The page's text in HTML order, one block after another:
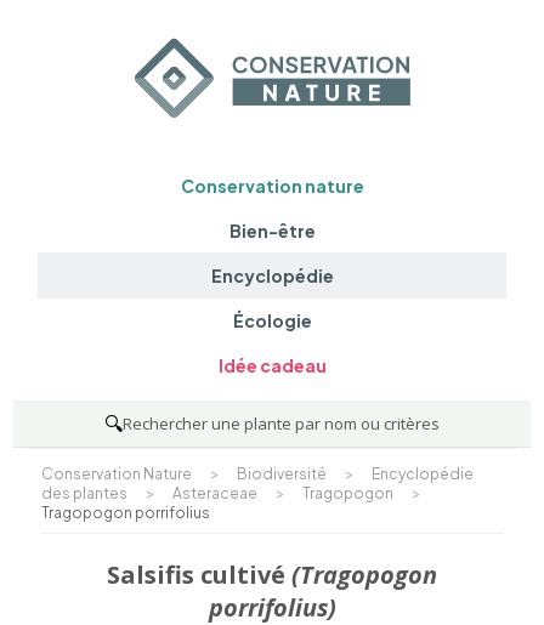
Conservation nature
Bien-être
Encyclopédie
Écologie
Idée cadeau
🔍Rechercher une plante par nom ou critères
Conservation Nature > Biodiversité >
Encyclopédie
des plantes
> Asteraceae > Tragopogon
>
Tragopogon porrifolius
Salsifis cultivé (Tragopogon
porrifolius)